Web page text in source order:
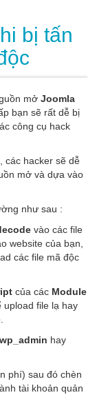
bị tấn
mở Joomla
bạn sẽ rất dễ bị
công cụ hack
các hacker sẽ dễ
mở và dựa vào
như sau :
vào các file
website của bạn,
các file mã độc
của các Module
upload file lạ hay
wp_admin hay
phí) sau đó chèn
tài khoản quản